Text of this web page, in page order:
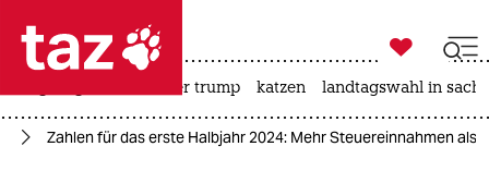
 taz zahl ich
taz zahl ich

taz zahl ich
usa unter trump katzen landtagswahl in
Zahlen für das erste Halbjahr 2024: Mehr Steuereinnahmen als